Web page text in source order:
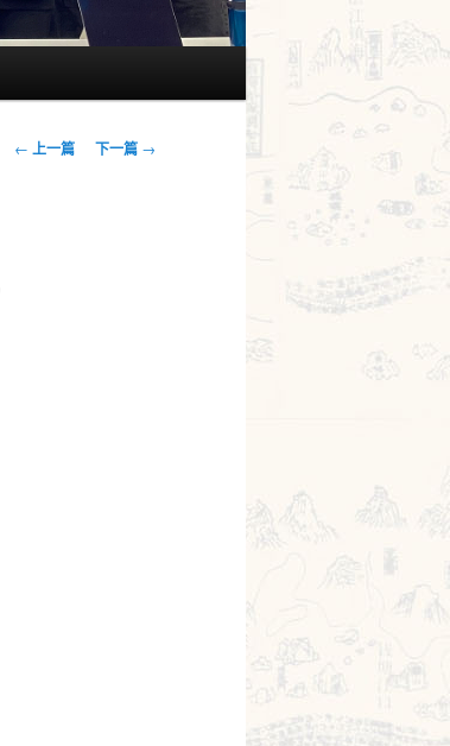
文
← 上一篇 下一篇 →